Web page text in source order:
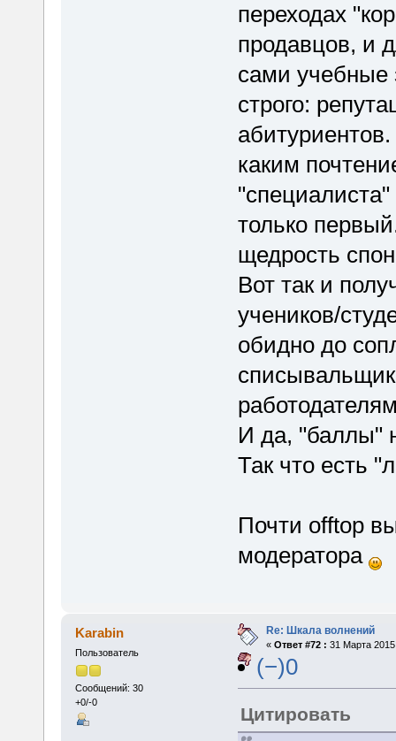
переходах
продавцов, и
сами учебные
строго:
каким
только
щедрость
Вот так и
учеников/
обидно до
списывальщик
И да, "баллы"
Так что есть
Почти offtop
модератора
Karabin
Пользователь
Сообщений: 30
+0/-0
Re: Шкала волнений
« Ответ #72 : 31 Марта
(−)0
Цитировать